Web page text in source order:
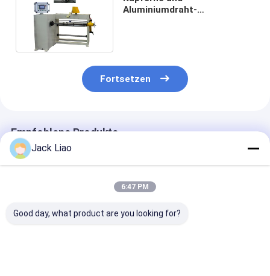
Aluminiumdraht-
Fortsetzen
Empfohlene Produkte
Jack Liao
6:47 PM
Good day, what product are you looking for?